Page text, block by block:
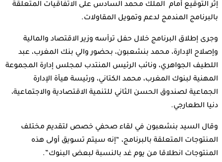
إثر التوقيع أمام الملك محمد السادس على الاتفاقيات المتعلقة
بالبرنامج المندمج لدعم وتمويل المقاولات.
وجرى إطلاق البرنامج خلال حفل ترأسه وزير الاقتصاد والمالية
وإصلاح الإدارة، محمد بنشعبون، بحضور والي بنك المغرب، عبد
اللطيف الجواهري، ونائب الرئيس المنتدب لمجلس إدارة المجموعة
المهنية لبنوك المغرب، محمد الكتاني، ورئيسة هيأة الإدارة
الجماعية لصندوق الحسن الثاني للتنمية الاقتصادية والاجتماعية،
دنيا الطعارجي.
وقال السيد بنشعبون في لقاء صحفي خصص لتقديم مختلف
المنتوجات المتعلقة بالبرنامج، “إنه سيتم تسويق أولى هذه
المنتوجات انطلاقا من يوم غد بالنسبة لبعض البنوك”.